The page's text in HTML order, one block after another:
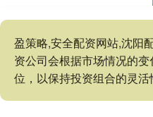
盈策略,安全配资网站,沈阳
资公司会根据市场情况的
位，以保持投资组合的灵活